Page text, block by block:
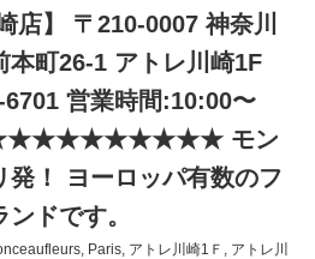
店】 〒210-0007 神奈川
本町26-1 アトレ川崎1F
営業時間:10:00〜
モン
発！ ヨーロッパ有数のフ
ドです。
, Paris, アトレ川崎1Ｆ , アトレ川